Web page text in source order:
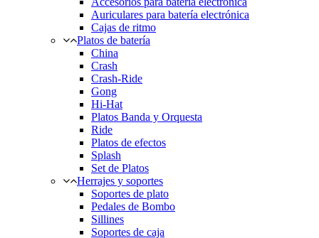
Auriculares para batería electrónica
Cajas de ritmo
Platos de batería
China
Crash
Crash-Ride
Gong
Hi-Hat
Platos Banda y Orquesta
Ride
Platos de efectos
Splash
Set de Platos
Herrajes y soportes
Soportes de plato
Pedales de Bombo
Sillines
Soportes de caja